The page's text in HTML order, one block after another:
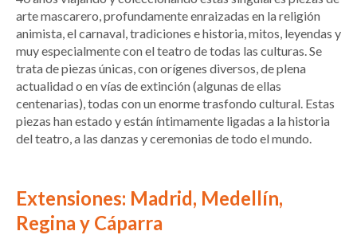
arte mascarero, profundamente enraizadas en la religión
animista, el carnaval, tradiciones e historia, mitos, leyendas y
muy especialmente con el teatro de todas las culturas. Se
trata de piezas únicas, con orígenes diversos, de plena
actualidad o en vías de extinción (algunas de ellas
centenarias), todas con un enorme trasfondo cultural. Estas
piezas han estado y están íntimamente ligadas a la historia
del teatro, a las danzas y ceremonias de todo el mundo.
Extensiones: Madrid, Medellín,
Regina y Cáparra